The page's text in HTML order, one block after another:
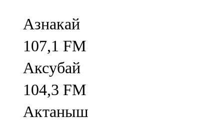
Азнакай
107,1 FM
Аксубай
104,3 FM
Актаныш